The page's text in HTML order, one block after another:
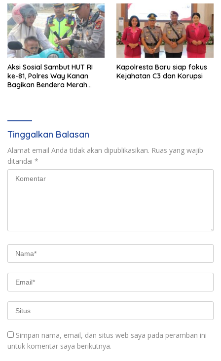
Aksi Sosial Sambut HUT RI
ke-81, Polres Way Kanan
Bagikan Bendera Merah
Kapolresta Baru siap fokus
Kejahatan C3 dan Korupsi
Tinggalkan Balasan
Alamat email Anda tidak akan dipublikasikan. Ruas yang wajib
ditandai *
Simpan nama, email, dan situs web saya pada peramban ini
untuk komentar saya berikutnya.